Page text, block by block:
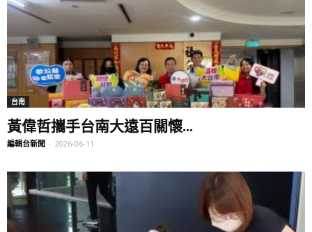
台南
黃偉哲攜手台南大遠百關懷...
編輯台新聞 - 2026-06-11